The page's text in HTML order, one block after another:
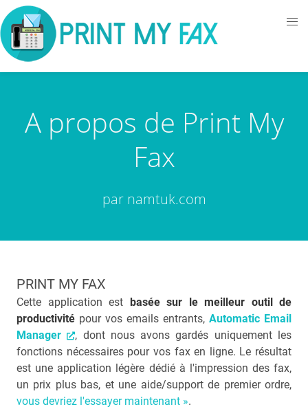
A propos de Print My
Fax
par namtuk.com
PRINT MY FAX
Cette application est basée sur le meilleur outil de
productivité pour vos emails entrants, Automatic Email
Manager
, dont nous avons gardés uniquement les
fonctions nécessaires pour vos fax en ligne. Le résultat
est une application légère dédié à l'impression des fax,
un prix plus bas, et une aide/support de premier ordre,
vous devriez l'essayer maintenant ».